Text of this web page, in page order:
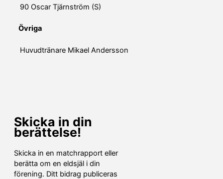
90 Oscar Tjärnström (S)
Övriga
Huvudtränare Mikael Andersson
Skicka in din
berättelse!
Skicka in en matchrapport eller
berätta om en eldsjäl i din
förening. Ditt bidrag publiceras